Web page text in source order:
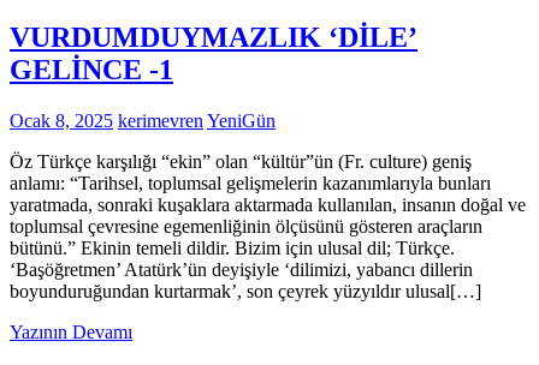
VURDUMDUYMAZLIK ‘DİLE’
GELİNCE -1
Ocak 8, 2025 kerimevren YeniGün
Öz Türkçe karşılığı “ekin” olan “kültür”ün (Fr. culture) geniş
anlamı: “Tarihsel, toplumsal gelişmelerin kazanımlarıyla bunları
yaratmada, sonraki kuşaklara aktarmada kullanılan, insanın doğal ve
toplumsal çevresine egemenliğinin ölçüsünü gösteren araçların
bütünü.” Ekinin temeli dildir. Bizim için ulusal dil; Türkçe.
‘Başöğretmen’ Atatürk’ün deyişiyle ‘dilimizi, yabancı dillerin
boyunduruğundan kurtarmak’, son çeyrek yüzyıldır ulusal[…]
Yazının Devamı